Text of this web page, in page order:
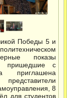
Победы 5 и
показы
пришедшие с
8
для студентов